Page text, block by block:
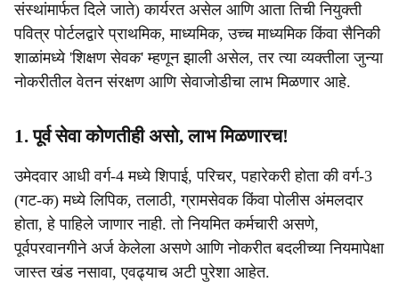
संस्थांमार्फत दिले जाते) कार्यरत असेल आणि आता तिची नियुक्ती
पवित्र पोर्टलद्वारे प्राथमिक, माध्यमिक, उच्च माध्यमिक किंवा सैनिकी
शाळांमध्ये 'शिक्षण सेवक' म्हणून झाली असेल, तर त्या व्यक्तीला जुन्या
नोकरीतील वेतन संरक्षण आणि सेवाजोडीचा लाभ मिळणार आहे.
1. पूर्व सेवा कोणतीही असो, लाभ मिळणारच!
उमेदवार आधी वर्ग-4 मध्ये शिपाई, परिचर, पहारेकरी होता की वर्ग-3
(गट-क) मध्ये लिपिक, तलाठी, ग्रामसेवक किंवा पोलीस अंमलदार
होता, हे पाहिले जाणार नाही. तो नियमित कर्मचारी असणे,
पूर्वपरवानगीने अर्ज केलेला असणे आणि नोकरीत बदलीच्या नियमापेक्षा
जास्त खंड नसावा, एवढ्याच अटी पुरेशा आहेत.